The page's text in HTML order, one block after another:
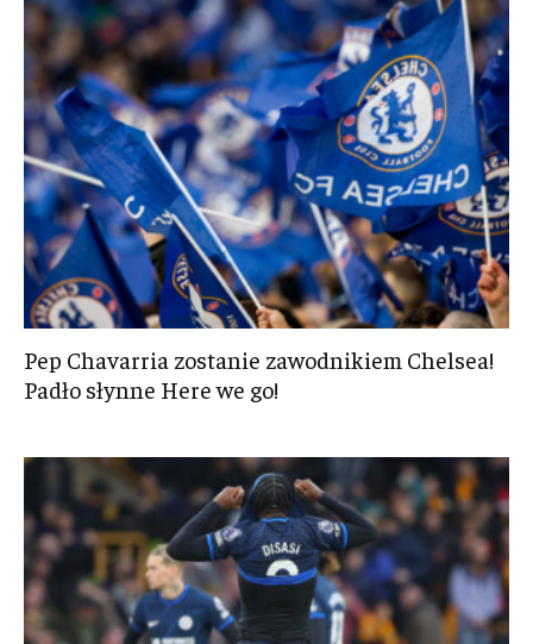
Pep Chavarria zostanie zawodnikiem Chelsea!
Padło słynne Here we go!